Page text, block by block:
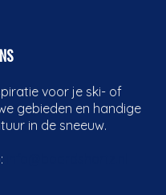
voor je ski- of
gebieden en handige
in de sneeuw.